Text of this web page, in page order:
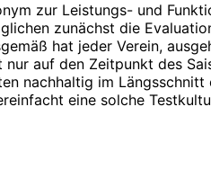
zur Leistungs- und
zunächst die
hat jeder Verein,
auf den Zeitpunkt des
nachhaltig im
eine solche